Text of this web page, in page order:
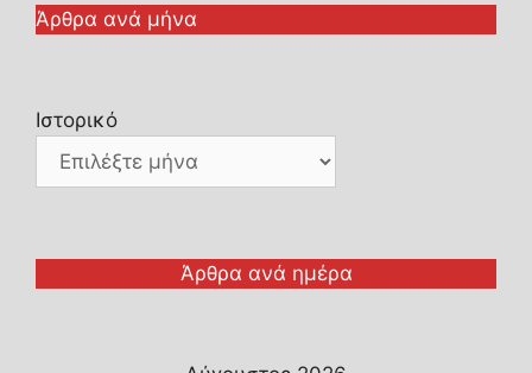
Άρθρα ανά μήνα
Ιστορικό
Άρθρα ανά ημέρα